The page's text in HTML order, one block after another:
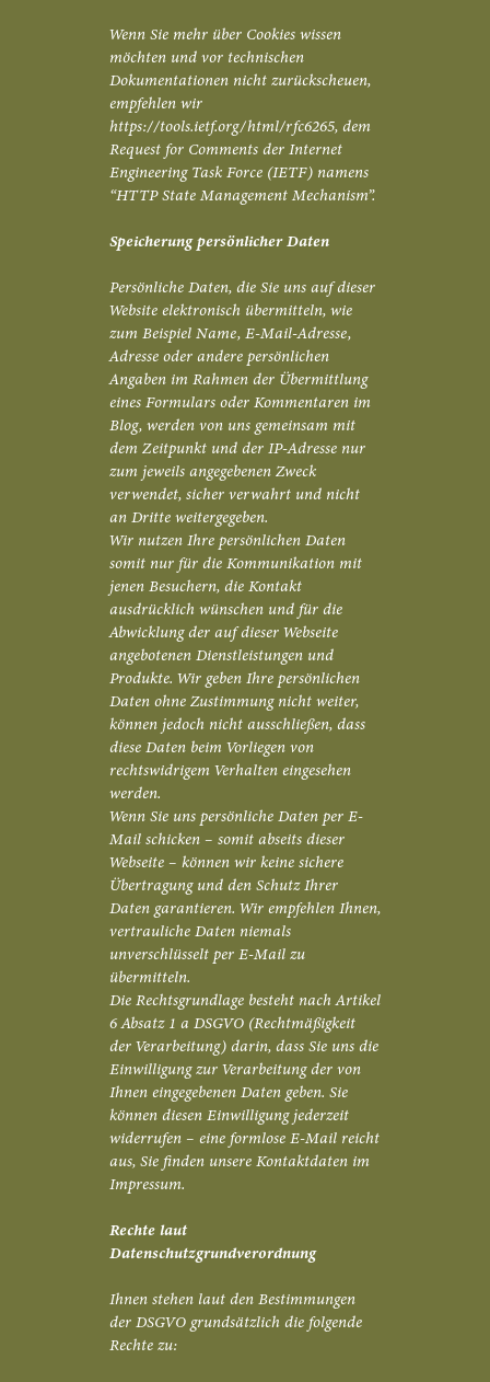
Wenn Sie mehr über Cookies wissen
möchten und vor technischen
Dokumentationen nicht zurückscheuen,
empfehlen wir
https://tools.ietf.org/html/rfc6265, dem
Request for Comments der Internet
Engineering Task Force (IETF) namens
“HTTP State Management Mechanism”.
Speicherung persönlicher Daten
Persönliche Daten, die Sie uns auf dieser
Website elektronisch übermitteln, wie
zum Beispiel Name, E-Mail-Adresse,
Adresse oder andere persönlichen
Angaben im Rahmen der Übermittlung
eines Formulars oder Kommentaren im
Blog, werden von uns gemeinsam mit
dem Zeitpunkt und der IP-Adresse nur
zum jeweils angegebenen Zweck
verwendet, sicher verwahrt und nicht
an Dritte weitergegeben.
Wir nutzen Ihre persönlichen Daten
somit nur für die Kommunikation mit
jenen Besuchern, die Kontakt
ausdrücklich wünschen und für die
Abwicklung der auf dieser Webseite
angebotenen Dienstleistungen und
Produkte. Wir geben Ihre persönlichen
Daten ohne Zustimmung nicht weiter,
können jedoch nicht ausschließen, dass
diese Daten beim Vorliegen von
rechtswidrigem Verhalten eingesehen
werden.
Wenn Sie uns persönliche Daten per E-
Mail schicken – somit abseits dieser
Webseite – können wir keine sichere
Übertragung und den Schutz Ihrer
Daten garantieren. Wir empfehlen Ihnen,
vertrauliche Daten niemals
unverschlüsselt per E-Mail zu
übermitteln.
Die Rechtsgrundlage besteht nach Artikel
6 Absatz 1 a DSGVO (Rechtmäßigkeit
der Verarbeitung) darin, dass Sie uns die
Einwilligung zur Verarbeitung der von
Ihnen eingegebenen Daten geben. Sie
können diesen Einwilligung jederzeit
widerrufen – eine formlose E-Mail reicht
aus, Sie finden unsere Kontaktdaten im
Impressum.
Rechte laut
Datenschutzgrundverordnung
Ihnen stehen laut den Bestimmungen
der DSGVO grundsätzlich die folgende
Rechte zu: